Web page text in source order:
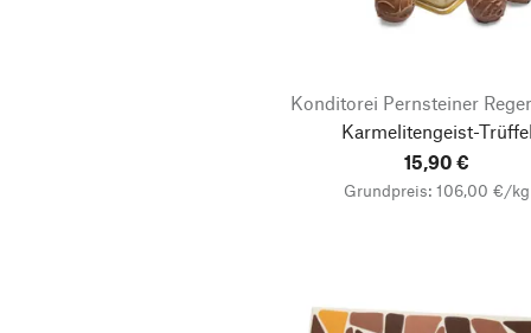
Konditorei Pernsteiner
Karmelitengeist-Trüffel
15,90 €
Grundpreis: 106,00 €/kg